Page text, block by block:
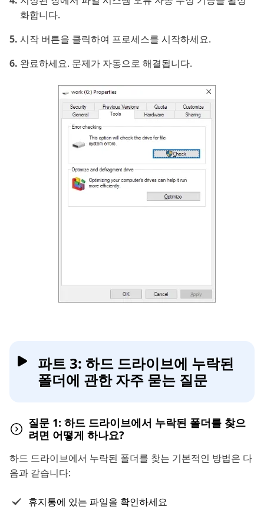
화합니다.
시작 버튼을 클릭하여 프로세스를 시작하세요.
완료하세요. 문제가 자동으로 해결됩니다.
파트 3: 하드 드라이브에 누락된
폴더에 관한 자주 묻는 질문
질문 1: 하드 드라이브에서 누락된 폴더를 찾으
려면 어떻게 하나요?
하드 드라이브에서 누락된 폴더를 찾는 기본적인 방법은 다
음과 같습니다:
휴지통에 있는 파일을 확인하세요